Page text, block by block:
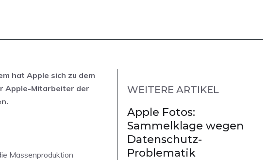
hat Apple sich zu dem
Apple-Mitarbeiter der
Massenproduktion
WEITERE ARTIKEL
Apple Fotos:
Sammelklage wegen
Datenschutz-
Problematik